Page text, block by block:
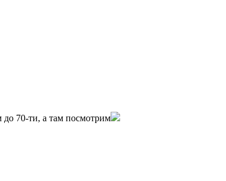
до 70-ти, а там посмотрим